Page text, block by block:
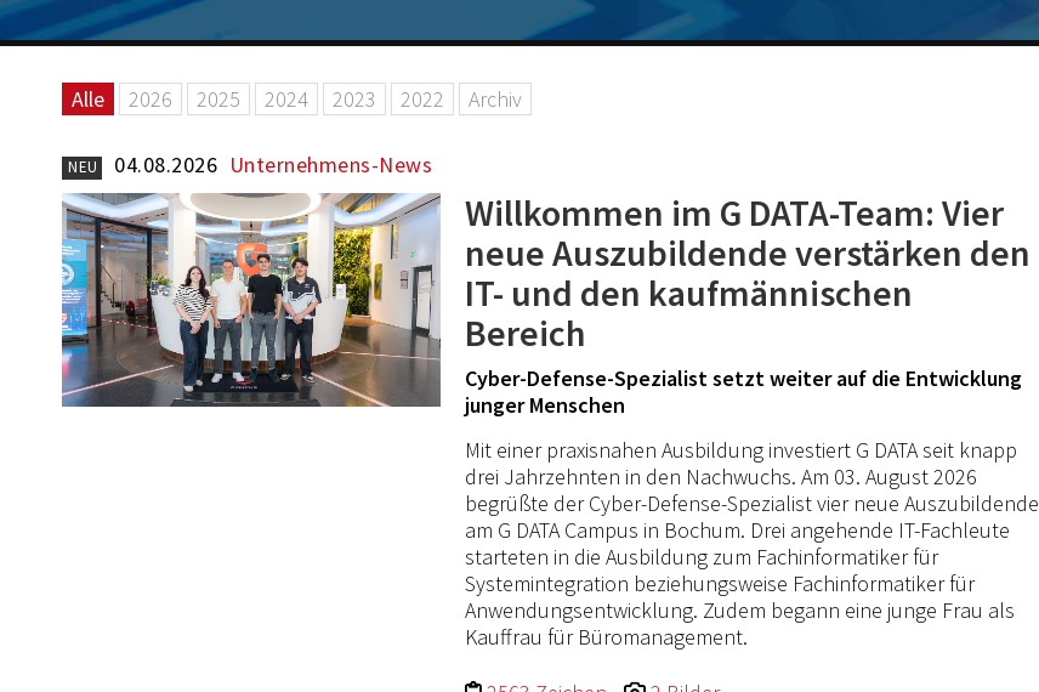
Alle 2026 2025 2024 2023 2022 Archiv
NEU 04.08.2026 Unternehmens-News
Willkommen im G DATA-Team: Vier
neue Auszubildende verstärken den
IT- und den kaufmännischen
Bereich
Cyber-Defense-Spezialist setzt weiter auf die Entwicklung
junger Menschen
Mit einer praxisnahen Ausbildung investiert G DATA seit knapp
drei Jahrzehnten in den Nachwuchs. Am 03. August 2026
begrüßte der Cyber-Defense-Spezialist vier neue Auszubildende
am G DATA Campus in Bochum. Drei angehende IT-Fachleute
starteten in die Ausbildung zum Fachinformatiker für
Systemintegration beziehungsweise Fachinformatiker für
Anwendungsentwicklung. Zudem begann eine junge Frau als
Kauffrau für Büromanagement.